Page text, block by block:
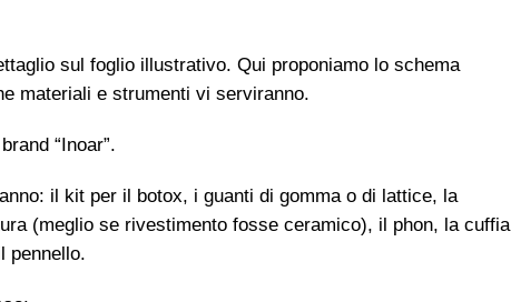
sul foglio illustrativo. Qui proponiamo lo schema
materiali e strumenti vi serviranno.
“Inoar”.
il kit per il botox, i guanti di gomma o di lattice, la
(meglio se rivestimento fosse ceramico), il phon, la cuffia
pennello.